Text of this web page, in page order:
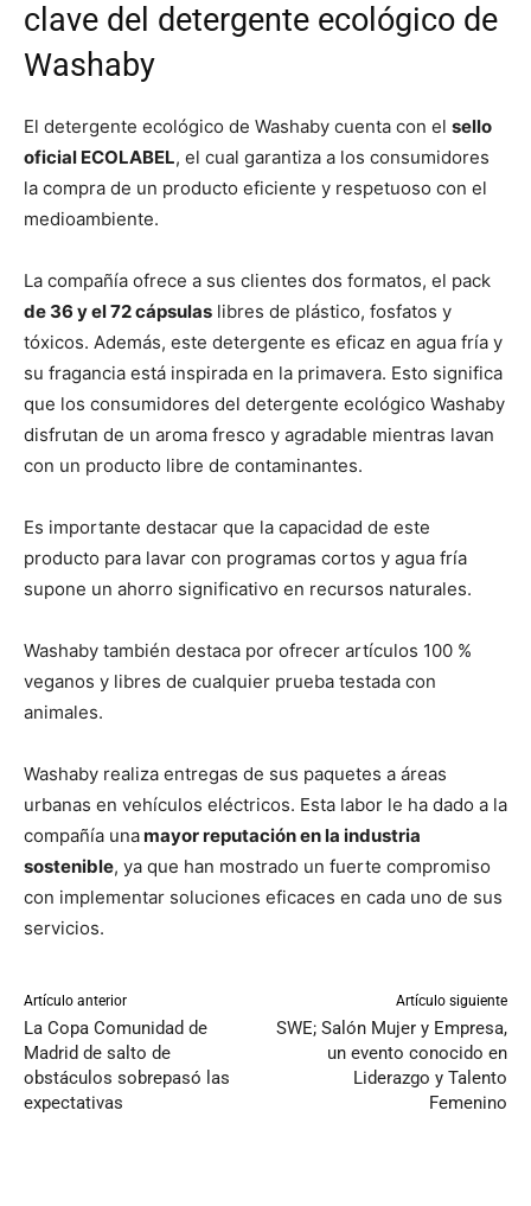
clave del detergente ecológico de
Washaby
El detergente ecológico de Washaby cuenta con el sello
oficial ECOLABEL, el cual garantiza a los consumidores
la compra de un producto eficiente y respetuoso con el
medioambiente.
La compañía ofrece a sus clientes dos formatos, el pack
de 36 y el 72 cápsulas libres de plástico, fosfatos y
tóxicos. Además, este detergente es eficaz en agua fría y
su fragancia está inspirada en la primavera. Esto significa
que los consumidores del detergente ecológico Washaby
disfrutan de un aroma fresco y agradable mientras lavan
con un producto libre de contaminantes.
Es importante destacar que la capacidad de este
producto para lavar con programas cortos y agua fría
supone un ahorro significativo en recursos naturales.
Washaby también destaca por ofrecer artículos 100 %
veganos y libres de cualquier prueba testada con
animales.
Washaby realiza entregas de sus paquetes a áreas
urbanas en vehículos eléctricos. Esta labor le ha dado a la
compañía unamayor reputación en la industria
sostenible, ya que han mostrado un fuerte compromiso
con implementar soluciones eficaces en cada uno de sus
servicios.
Artículo anterior
La Copa Comunidad de
Madrid de salto de
obstáculos sobrepasó las
expectativas
Artículo siguiente
SWE; Salón Mujer y Empresa,
un evento conocido en
Liderazgo y Talento
Femenino